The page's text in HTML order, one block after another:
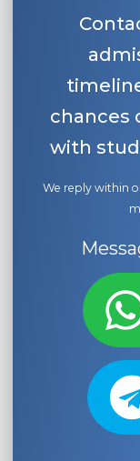
chances
with
We reply within